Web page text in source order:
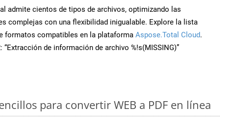
admite cientos de tipos de archivos, optimizando las
complejas con una flexibilidad inigualable. Explore la lista
formatos compatibles en la plataforma Aspose.Total Cloud.
“Extracción de información de archivo %!s(MISSING)”
para convertir WEB a PDF en línea